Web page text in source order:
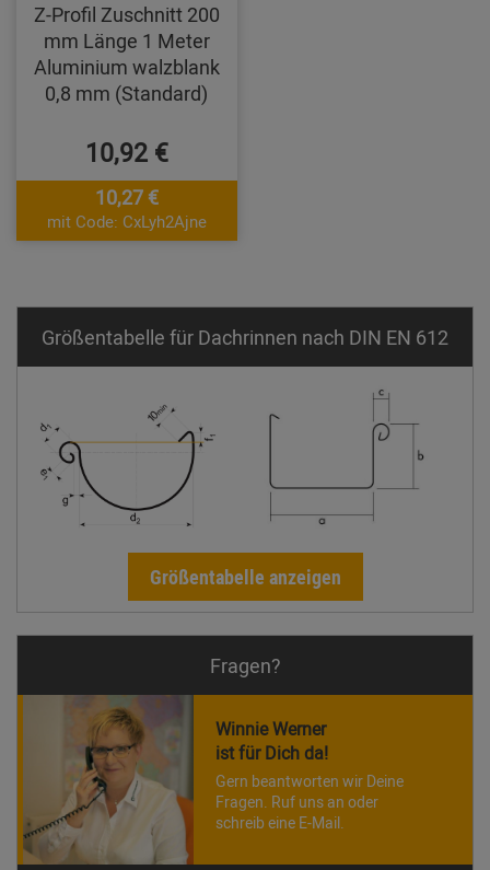
Z-Profil Zuschnitt 200
mm Länge 1 Meter
Aluminium walzblank
0,8 mm (Standard)
10,92 €
10,27 €
mit Code: CxLyh2Ajne
Größentabelle für Dachrinnen nach DIN EN 612
Größentabelle anzeigen
Fragen?
Winnie Werner
ist für Dich da!
Gern beantworten wir Deine
Fragen. Ruf uns an oder
schreib eine E-Mail.